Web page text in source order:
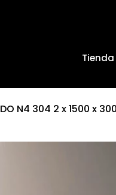
N4 304 2 x 1500 x